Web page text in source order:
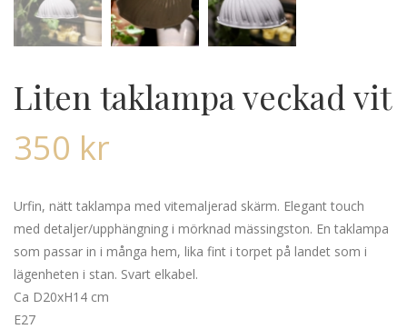
Liten taklampa veckad vit
350 kr
Urfin, nätt taklampa med vitemaljerad skärm. Elegant touch
med detaljer/upphängning i mörknad mässingston. En taklampa
som passar in i många hem, lika fint i torpet på landet som i
lägenheten i stan. Svart elkabel.
Ca D20xH14 cm
E27